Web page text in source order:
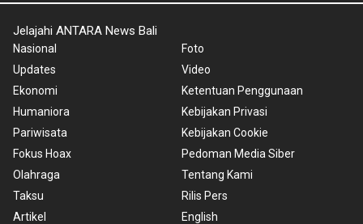
Jelajahi ANTARA News Bali
Nasional
Updates
Ekonomi
Humaniora
Pariwisata
Fokus Hoax
Olahraga
Taksu
Artikel
Foto
Video
Ketentuan Penggunaan
Kebijakan Privasi
Kebijakan Cookie
Pedoman Media Siber
Tentang Kami
Rilis Pers
English